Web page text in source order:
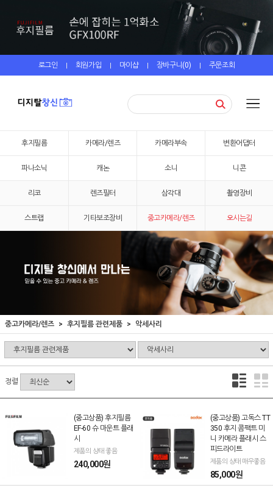
로그인 | 회원가입 | 마이샵 | 장바구니(0) | 주문조회
후지필름 카메라/렌즈 카메라부속 변환어댑터
파나소닉 캐논 소니 니콘
리코 렌즈필터 삼각대 촬영장비
스트랩 기타보조장비 중고카메라/렌즈 오시는길
중고카메라/렌즈 후지필름 관련제품 악세사리
정렬
(중고상품) 후지필름
EF-60 슈 마운트 플래
시
제품의 상태 좋음
240,000원
(중고상품) 고독스 TT
350 후지 콤팩트 미
니 카메라 플래시 스
피드라이트
제품의 상태 매우좋음
85,000원